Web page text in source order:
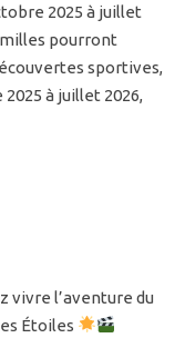
2025 à juillet
pourront
sportives,
à juillet 2026,
vivre l’aventure du
Étoiles